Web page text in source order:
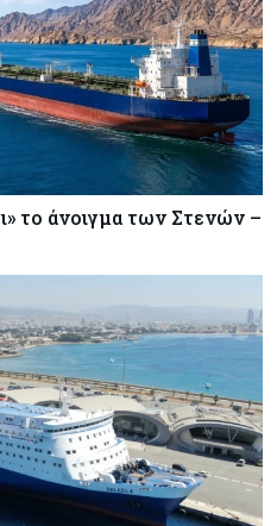
το άνοιγμα των Στενών –